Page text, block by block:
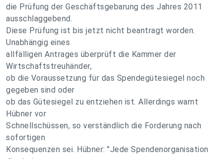
die Prüfung der Geschäftsgebarung des Jahres 2011
ausschlaggebend.
Diese Prüfung ist bis jetzt nicht beantragt worden.
Unabhängig eines
allfälligen Antrages überprüft die Kammer der
Wirtschaftstreuhänder,
ob die Voraussetzung für das Spendegütesiegel noch
gegeben sind oder
ob das Gütesiegel zu entziehen ist. Allerdings warnt
Hübner vor
Schnellschüssen, so verständlich die Forderung nach
sofortigen
Konsequenzen sei. Hübner: "Jede Spendenorganisation